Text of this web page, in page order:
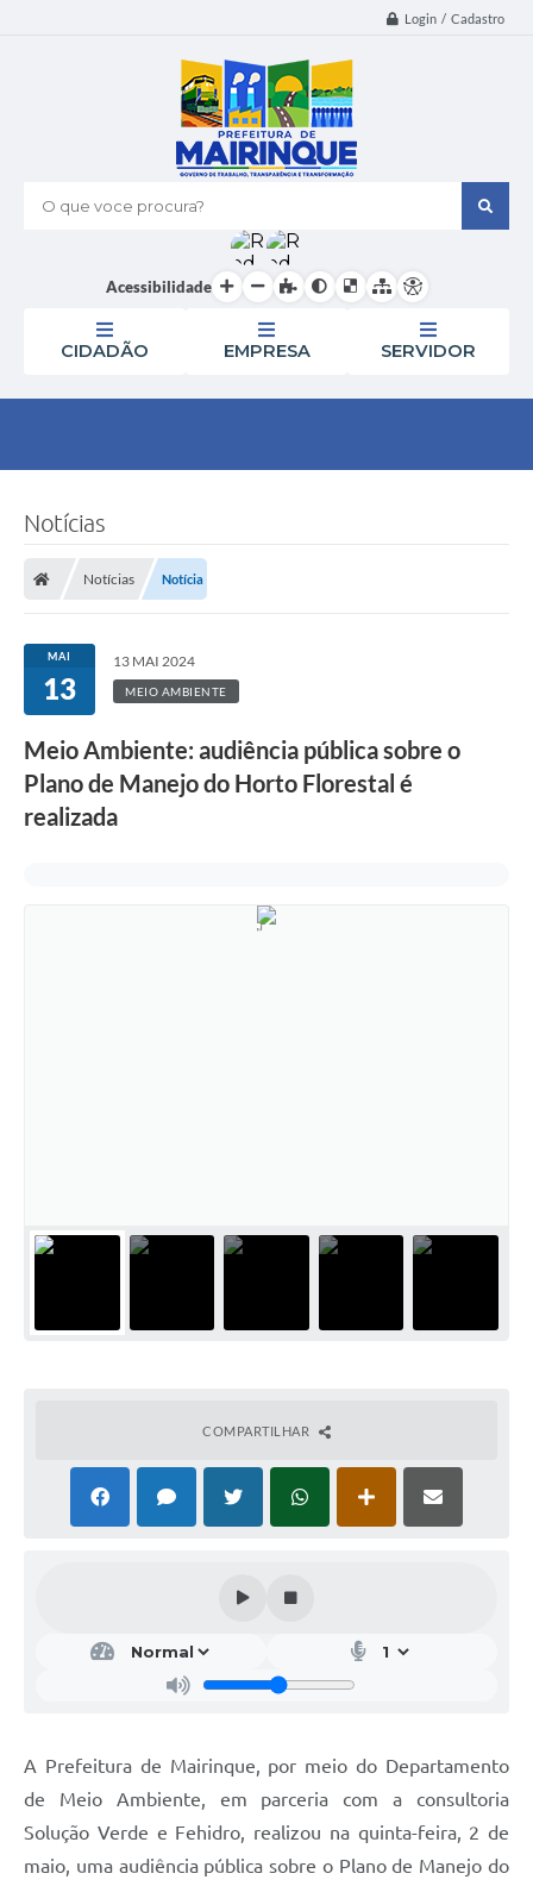
Login / Cadastro
O que voce procura?
Acessibilidade
CIDADÃO EMPRESA SERVIDOR
Notícias
Notícias Notícia
MAI
13
13 MAI 2024
MEIO AMBIENTE
Meio Ambiente: audiência pública sobre o
Plano de Manejo do Horto Florestal é
realizada
COMPARTILHAR
A Prefeitura de Mairinque, por meio do Departamento
de Meio Ambiente, em parceria com a consultoria
Solução Verde e Fehidro, realizou na quinta-feira, 2 de
maio, uma audiência pública sobre o Plano de Manejo do